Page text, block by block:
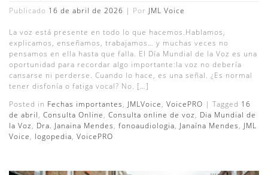
Publicado 16 de abril de 2026 | Por JML Voice
La voz está presente en todo lo que hacemos.Hablamos,
explicamos, enseñamos, trabajamos… y muchas veces no
pensamos en ella hasta que falla. El Día Mundial de la Voz es una
oportunidad para recordar algo importante:la voz no debería
cansarse ni perderse. Cuando lo hace, es una señal. ¿Es normal
tener disfonía o fatiga vocal? No. […]
Posted in Fechas importantes, JMLVoice, VoicePRO | Tagged 16
de abril, Consulta Online, Consulta online de voz, Dia Mundial de
la Voz, Dra. Janaina Mendes, fonoaudiologia, Janaína Mendes, JML
Voice, logopedia, VoicePRO